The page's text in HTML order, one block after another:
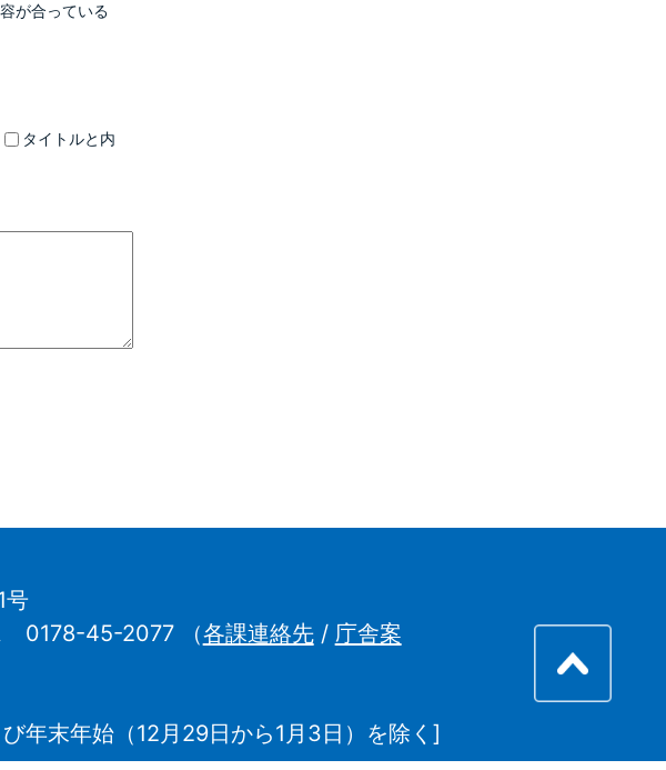
が合っている
タイトルと内
号
0178-45-2077（各課連絡先/ 庁舎案
年末年始（12月29日から1月3日）を除く]